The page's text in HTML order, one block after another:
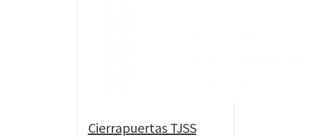
Cierrapuertas TJSS